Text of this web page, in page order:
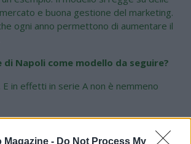
Magazine - Do Not Process My
e buona gestione del marketing.
ogni anno permettono di aumentare il
di Napoli come modello da seguire?
in effetti in serie A non è nemmeno
per questa gestione così